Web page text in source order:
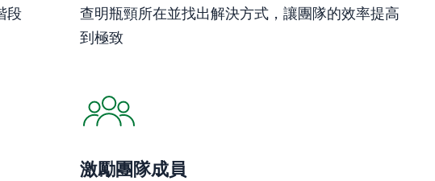
段
查明瓶頸所在並找出解決方式，讓團隊的效率提高
到極致
激勵團隊成員